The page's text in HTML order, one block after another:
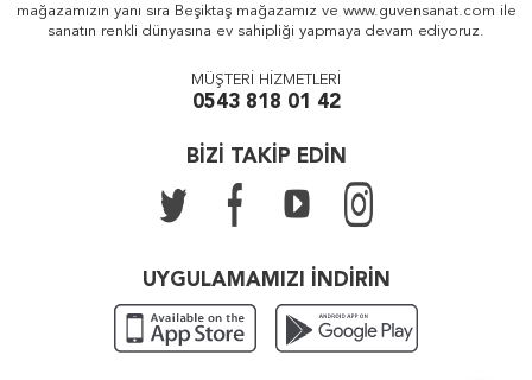
mağazamızın yanı sıra Beşiktaş mağazamız ve www.guvensanat.com ile
sanatın renkli dünyasına ev sahipliği yapmaya devam ediyoruz.
MÜŞTERİ HİZMETLERİ
0543 818 01 42
BİZİ TAKİP EDİN
UYGULAMAMIZI İNDİRİN